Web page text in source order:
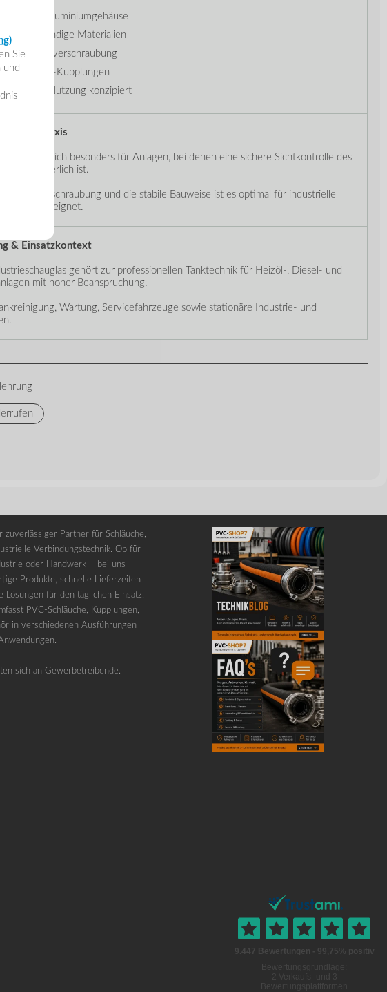
Sie
und
Aluminiumgehäuse
Materialien
Edelstahlverschraubung
TW-Kupplungen
Nutzung konzipiert
der Praxis
eignet sich besonders für Anlagen, bei denen eine sichere Sichtkontrolle des
erforderlich ist.
robuste Verschraubung und die stabile Bauweise ist es optimal für industrielle
geeignet.
& Einsatzkontext
gehört zur professionellen Tanktechnik für Heizöl-, Diesel- und
mit hoher Beanspruchung.
Wartung, Servicefahrzeuge sowie stationäre Industrie- und
zuverlässiger Partner für Schläuche,
Verbindungstechnik. Ob für
oder Handwerk – bei uns
Produkte, schnelle Lieferzeiten
Lösungen für den täglichen Einsatz.
PVC-Schläuche, Kupplungen,
in verschiedenen Ausführungen
sich an Gewerbetreibende.